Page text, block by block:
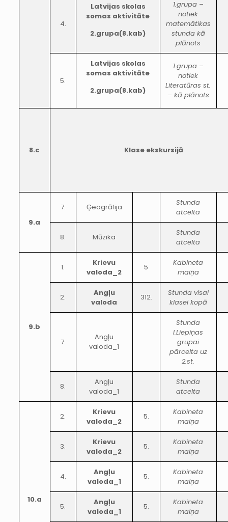
4.
Latvijas skolas
somas aktivitāte
2.grupa(8.kab)
1.grupa –
notiek
matemātikas
stunda kā
plānots
5.
Latvijas skolas
somas aktivitāte
2.grupa(8.kab)
1.grupa –
notiek
Literatūras st.
– kā plānots
8.c Klase ekskursijā
9.a
7. Ģeogrāfija
Stunda
atcelta
8. Mūzika
Stunda
atcelta
9.b
1.
Krievu
valoda_2
5
Kabineta
maiņa
2.
Angļu
valoda
312.
Stunda visai
klasei kopā
7.
Angļu
valoda_1
Stunda
I.Liepiņas
grupai
pārcelta uz
2.st.
8.
Angļu
valoda_1
Stunda
atcelta
10.a
2.
Krievu
valoda_2
5.
Kabineta
maiņa
3.
Krievu
valoda_2
5.
Kabineta
maiņa
4.
Angļu
valoda_1
5.
Kabineta
maiņa
5.
Angļu
valoda_1
5.
Kabineta
maiņa